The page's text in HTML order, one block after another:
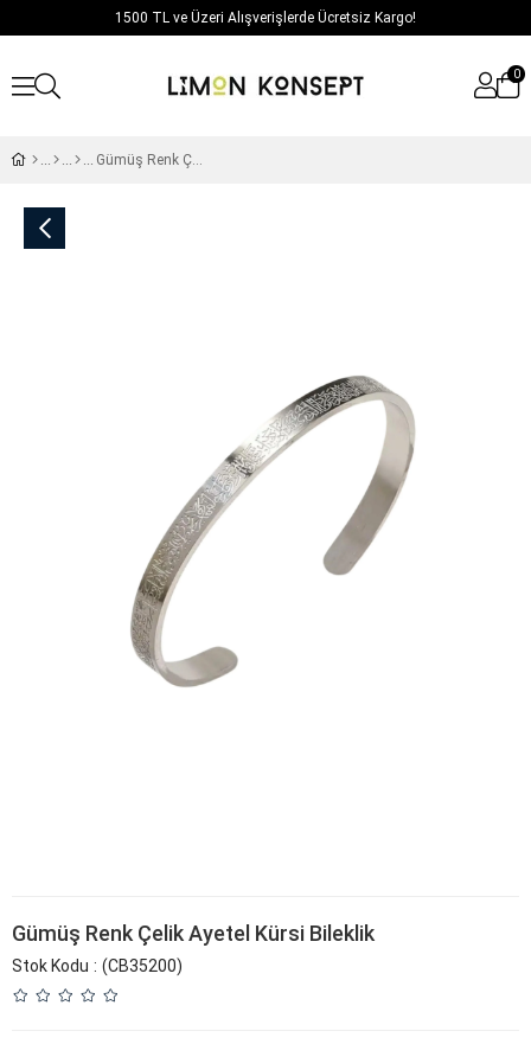
1500 TL ve Üzeri Alışverişlerde Ücretsiz Kargo!
0
Gümüş Renk Çelik Ayetel Kürsi Bileklik
Gümüş Renk Çelik Ayetel Kürsi Bileklik
Stok Kodu (CB35200)